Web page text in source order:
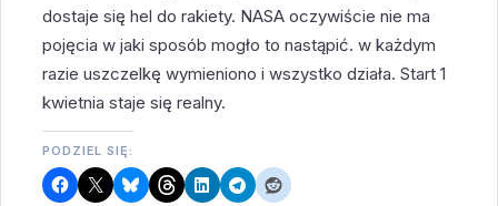
dostaje się hel do rakiety. NASA oczywiście nie ma
pojęcia w jaki sposób mogło to nastąpić. w każdym
razie uszczelkę wymieniono i wszystko działa. Start 1
kwietnia staje się realny.
PODZIEL SIĘ: